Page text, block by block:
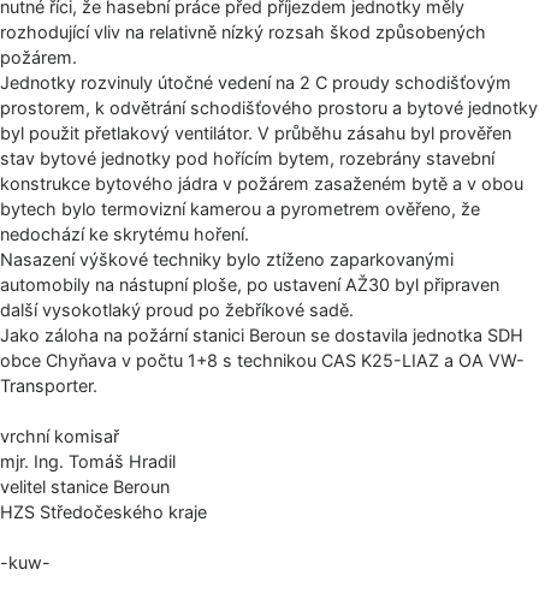
nutné říci, že hasební práce před příjezdem jednotky měly
rozhodující vliv na relativně nízký rozsah škod způsobených
požárem.
Jednotky rozvinuly útočné vedení na 2 C proudy schodišťovým
prostorem, k odvětrání schodišťového prostoru a bytové jednotky
byl použit přetlakový ventilátor. V průběhu zásahu byl prověřen
stav bytové jednotky pod hořícím bytem, rozebrány stavební
konstrukce bytového jádra v požárem zasaženém bytě a v obou
bytech bylo termovizní kamerou a pyrometrem ověřeno, že
nedochází ke skrytému hoření.
Nasazení výškové techniky bylo ztíženo zaparkovanými
automobily na nástupní ploše, po ustavení AŽ30 byl připraven
další vysokotlaký proud po žebříkové sadě.
Jako záloha na požární stanici Beroun se dostavila jednotka SDH
obce Chyňava v počtu 1+8 s technikou CAS K25-LIAZ a OA VW-
Transporter.
vrchní komisař
mjr. Ing. Tomáš Hradil
velitel stanice Beroun
HZS Středočeského kraje
-kuw-